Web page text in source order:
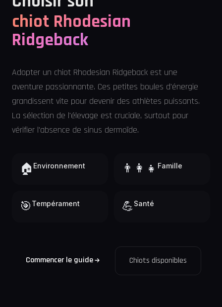
chiot Rhodesian
Ridgeback
Adopter un chiot Rhodesian Ridgeback est une
aventure passionnante. Ces petites boules d'énergie
grandissent vite pour devenir des athlètes puissants.
La sélection de l'élevage est cruciale, surtout pour
vérifier l'absence de sinus dermoïde.
🏠 Environnement 👨‍👩‍👧 Famille
🎯 Tempérament 💪 Santé
Commencer le guide Chiots disponibles